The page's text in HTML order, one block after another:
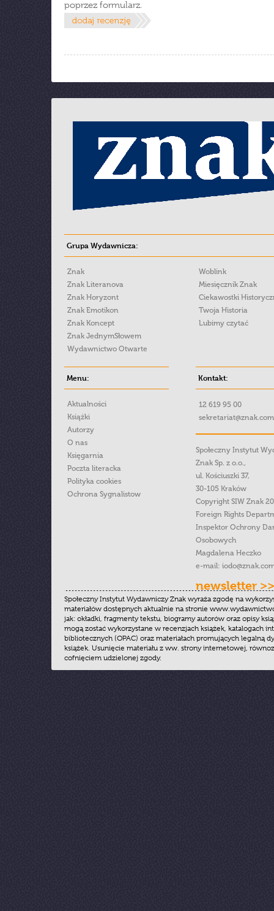
poprzez formularz.
Grupa Wydawnicza:
Znak
Znak Literanova
Znak Horyzont
Znak Emotikon
Znak Koncept
Znak JednymSłowem
Wydawnictwo Otwarte
Woblink
Miesięcznik Znak
Ciekawostki
Twoja Historia
Lubimy czytać
Menu:
Aktualności
Książki
Autorzy
O nas
Księgarnia
Poczta literacka
Polityka cookies
Ochrona Sygnalistow
Kontakt:
12 619 95 00
Społeczny Instytut
Znak Sp. z o.o.,
ul. Kościuszki 37,
30-105 Kraków
Copyright SIW Znak
Foreign Rights
Inspektor Ochrony
Osobowych
Magdalena Heczko
e-mail:
newsletter >>
Społeczny Instytut Wydawniczy Znak wyraża zgodę na
materiałów dostępnych aktualnie na stronie
jak: okładki, fragmenty tekstu, biogramy autorów oraz opisy
mogą zostać wykorzystane w recenzjach książek, katalogach
bibliotecznych (OPAC) oraz materiałach promujących legalną
książek. Usunięcie materiału z ww. strony internetowej,
cofnięciem udzielonej zgody.